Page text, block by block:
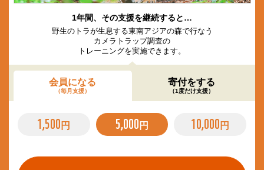
1年間、その支援を継続すると…
野生のトラが生息する東南アジアの森で行なう
カメラトラップ調査の
トレーニングを実施できます。
会員になる
（毎月支援）
寄付をする
（1度だけ支援）
1,500 円 5,000 円 10,000 円